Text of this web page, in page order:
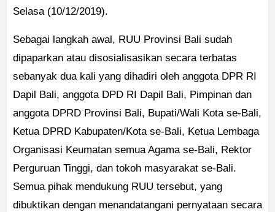
Selasa (10/12/2019).
Sebagai langkah awal, RUU Provinsi Bali sudah
dipaparkan atau disosialisasikan secara terbatas
sebanyak dua kali yang dihadiri oleh anggota DPR RI
Dapil Bali, anggota DPD RI Dapil Bali, Pimpinan dan
anggota DPRD Provinsi Bali, Bupati/Wali Kota se-Bali,
Ketua DPRD Kabupaten/Kota se-Bali, Ketua Lembaga
Organisasi Keumatan semua Agama se-Bali, Rektor
Perguruan Tinggi, dan tokoh masyarakat se-Bali.
Semua pihak mendukung RUU tersebut, yang
dibuktikan dengan menandatangani pernyataan secara